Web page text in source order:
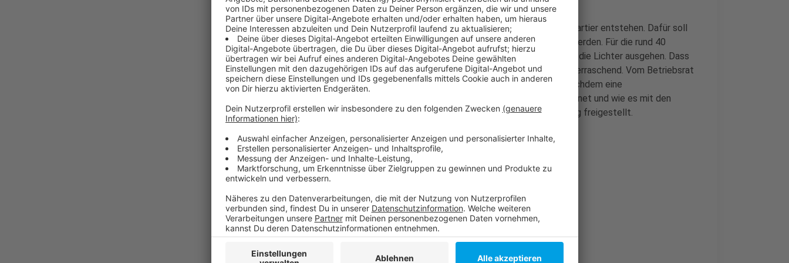
An der Werdener Straße soll in den nächsten Jahren ein neues Quartier entstehen. Dafür soll
das B8-Center an der Ecke teilweise oder komplett abgerissen werden. Für die rund 40
Mitarbeiter der Saturn-Filiale dort war klar, dass Ende September die Lichter ausgehen. Dass
der Markt aber nun seit Montag geschlossen ist, kam für viele überraschend. Vom Betriebsrat
heißt es, man habe kurz vor dem Wochenende davon erfahren, nachdem eine
Verhandlungsrunde gescheitert war. Ob die Filiale noch einmal öffnet und wie es mit den
Mitarbeitern weitergeht, ist noch offen. Sie seien nun seit Montag freigestellt.
Weitere Infos und Links zum Thema:
Rückblick: Saturn in Düsseldorf-Flingern macht dicht
Cube Real Estate erwirbt Fachmarktzentrum
Infos zum Stadtteil Flingern
Shopping in Flingern